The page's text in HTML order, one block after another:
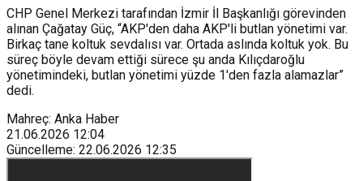
CHP Genel Merkezi tarafından İzmir İl Başkanlığı görevinden
alınan Çağatay Güç, “AKP'den daha AKP'li butlan yönetimi var.
Birkaç tane koltuk sevdalısı var. Ortada aslında koltuk yok. Bu
süreç böyle devam ettiği sürece şu anda Kılıçdaroğlu
yönetimindeki, butlan yönetimi yüzde 1'den fazla alamazlar”
dedi.
Mahreç: Anka Haber
21.06.2026 12:04
Güncelleme: 22.06.2026 12:35